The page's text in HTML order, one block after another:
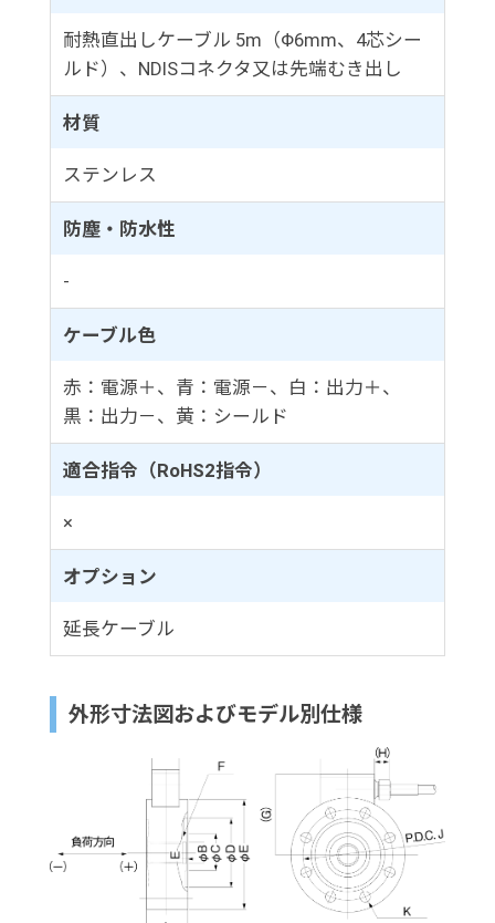
耐熱直出しケーブル 5m（Φ6mm、4芯シー
ルド）、NDISコネクタ又は先端むき出し
材質
ステンレス
防塵・防水性
-
ケーブル色
赤：電源＋、青：電源－、白：出力＋、
黒：出力－、黄：シールド
適合指令（RoHS2指令）
×
オプション
延長ケーブル
外形寸法図およびモデル別仕様